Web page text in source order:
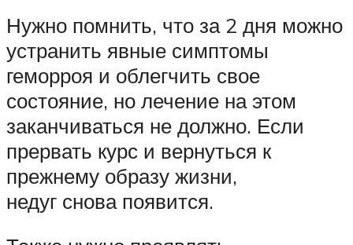
Нужно помнить, что за 2 дня можно
устранить явные симптомы
геморроя и облегчить свое
состояние, но лечение на этом
заканчиваться не должно. Если
прервать курс и вернуться к
прежнему образу жизни,
недуг снова появится.